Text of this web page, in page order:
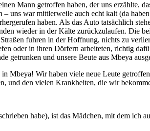
Mann getroffen haben, der uns erzählte,
uns war mittlerweile auch echt kalt (da
haben. Als das Auto tatsächlich
wieder in der Kälte zurückzulaufen. Die
fuhren in der Hoffnung, nichts zu
oder in ihren Dörfern arbeiteten, richtig
getrunken und unsere Beute aus Mbeya
Mbeya! Wir haben viele neue Leute
und den vielen Krankheiten, die wir
habe), ist das Mädchen, mit dem